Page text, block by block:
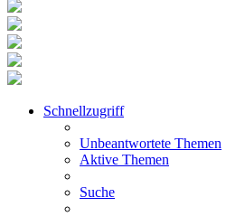
Schnellzugriff
Unbeantwortete Themen
Aktive Themen
Suche